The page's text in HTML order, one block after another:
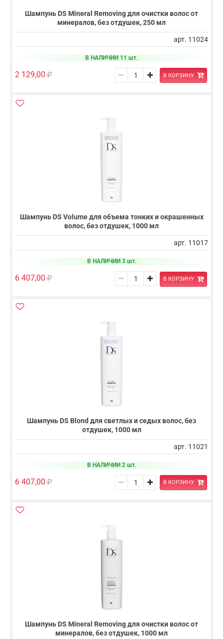
Шампунь DS Mineral Removing для очистки волос от
минералов, без отдушек, 250 мл
арт. 11024
В НАЛИЧИИ 11 шт.
2 129,00 В КОРЗИНУ
Шампунь DS Volume для объема тонких и окрашенных
волос, без отдушек, 1000 мл
арт. 11017
В НАЛИЧИИ 3 шт.
6 407,00 В КОРЗИНУ
Шампунь DS Blond для светлых и седых волос, без
отдушек, 1000 мл
арт. 11021
В НАЛИЧИИ 2 шт.
6 407,00 В КОРЗИНУ
Шампунь DS Mineral Removing для очистки волос от
минералов, без отдушек, 1000 мл